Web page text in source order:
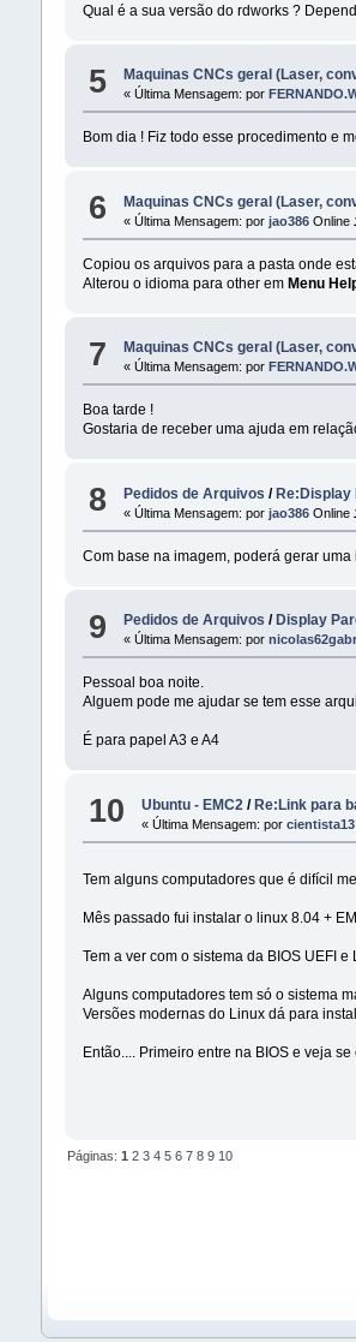
Qual é a sua versão do rdworks ?
5 Maquinas CNCs geral (Laser,
« Última Mensagem: por
Bom dia ! Fiz todo esse procedimento e
6 Maquinas CNCs geral (Laser,
« Última Mensagem: por jao386 Online
Copiou os arquivos para a pasta onde
Alterou o idioma para other em Menu
7 Maquinas CNCs geral (Laser,
« Última Mensagem: por
Boa tarde !
Gostaria de receber uma ajuda em
8 Pedidos de Arquivos /Re:Display
« Última Mensagem: por jao386 Online
Com base na imagem, poderá gerar
9 Pedidos de Arquivos / Display
« Última Mensagem: por
Pessoal boa noite.
Alguem pode me ajudar se tem esse
É para papel A3 e A4
10 Ubuntu - EMC2 /Re:Link para
« Última Mensagem: por cientista13
Tem alguns computadores que é difícil
Mês passado fui instalar o linux 8.04 +
Tem a ver com o sistema da BIOS UEFI e
Alguns computadores tem só o sistema
Versões modernas do Linux dá para
Então.... Primeiro entre na BIOS e veja
Páginas: 1 2 3 4 5 6 7 8 9 10